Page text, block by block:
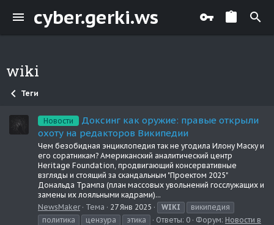
cyber.gerki.ws
wiki
Теги
Новости
Доксинг как оружие: правые открыли
охоту на редакторов Википедии
Чем безобидная энциклопедия так не угодила Илону Маску и
его соратникам? Американский аналитический центр
Heritage Foundation, продвигающий консервативные
взгляды и стоящий за скандальным "Проектом 2025"
Дональда Трампа (план массовых увольнений госслужащих и
замены их лояльными кадрами)...
NewsMaker
Тема 27 Янв 2025 WIKI
википедия
политика
цензура этика Ответы: 0 Форум: Новости в